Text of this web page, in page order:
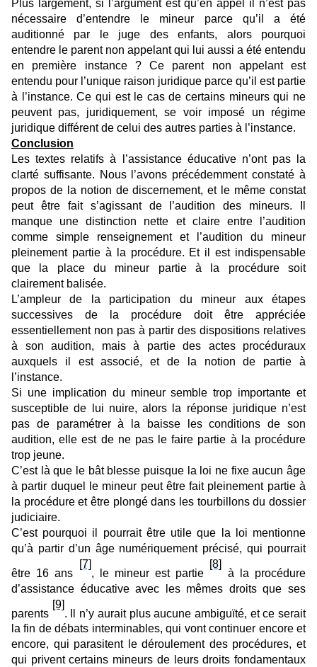
Plus largement, si l’argument est qu’en appel il n’est pas
nécessaire d’entendre le mineur parce qu’il a été
auditionné par le juge des enfants, alors pourquoi
entendre le parent non appelant qui lui aussi a été entendu
en première instance ? Ce parent non appelant est
entendu pour l’unique raison juridique parce qu’il est partie
à l’instance. Ce qui est le cas de certains mineurs qui ne
peuvent pas, juridiquement, se voir imposé un régime
juridique différent de celui des autres parties à l’instance.
Conclusion
Les textes relatifs à l’assistance éducative n’ont pas la
clarté suffisante. Nous l’avons précédemment constaté à
propos de la notion de discernement, et le même constat
peut être fait s’agissant de l’audition des mineurs. Il
manque une distinction nette et claire entre l’audition
comme simple renseignement et l’audition du mineur
pleinement partie à la procédure. Et il est indispensable
que la place du mineur partie à la procédure soit
clairement balisée.
L’ampleur de la participation du mineur aux étapes
successives de la procédure doit être appréciée
essentiellement non pas à partir des dispositions relatives
à son audition, mais à partie des actes procéduraux
auxquels il est associé, et de la notion de partie à
l’instance.
Si une implication du mineur semble trop importante et
susceptible de lui nuire, alors la réponse juridique n’est
pas de paramétrer à la baisse les conditions de son
audition, elle est de ne pas le faire partie à la procédure
trop jeune.
C’est là que le bât blesse puisque la loi ne fixe aucun âge
à partir duquel le mineur peut être fait pleinement partie à
la procédure et être plongé dans les tourbillons du dossier
judiciaire.
C’est pourquoi il pourrait être utile que la loi mentionne
qu’à partir d’un âge numériquement précisé, qui pourrait
être 16 ans
[7]
, le mineur est partie
[8]
à la procédure
d’assistance éducative avec les mêmes droits que ses
parents
[9]
. Il n’y aurait plus aucune ambiguïté, et ce serait
la fin de débats interminables, qui vont continuer encore et
encore, qui parasitent le déroulement des procédures, et
qui privent certains mineurs de leurs droits fondamentaux